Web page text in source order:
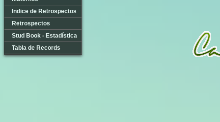
Indice de Retrospectos
Retrospectos
Stud Book - Estadística
Tabla de Records